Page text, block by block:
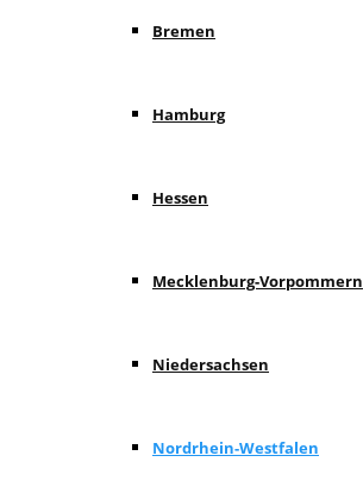
Bremen
Hamburg
Hessen
Mecklenburg-Vorpommern
Niedersachsen
Nordrhein-Westfalen